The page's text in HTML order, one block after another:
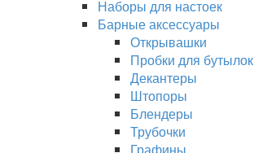
Наборы для настоек
Барные аксессуары
Открывашки
Пробки для бутылок
Декантеры
Штопоры
Блендеры
Трубочки